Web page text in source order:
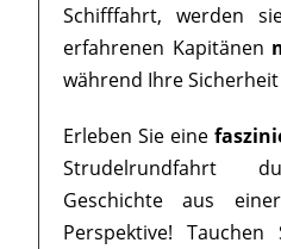
Schifffahrt, werden
erfahrenen Kapitänen
während Ihre
Erleben Sie eine
Strudelrundfahrt
Geschichte aus
Perspektive!